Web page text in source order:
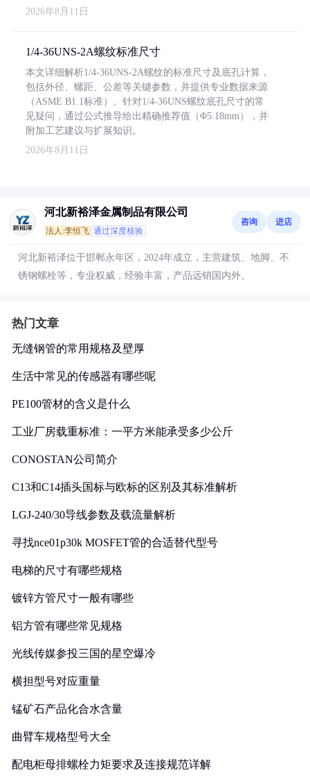
2026年8月11日
1/4-36UNS-2A螺纹标准尺寸
本文详细解析1/4-36UNS-2A螺纹的标准尺寸及底孔计算，
包括外径、螺距、公差等关键参数，并提供专业数据来源
（ASME B1.1标准）。针对1/4-36UNS螺纹底孔尺寸的常
见疑问，通过公式推导给出精确推荐值（Φ5.18mm），并
附加工艺建议与扩展知识。
2026年8月11日
河北新裕泽金属制品有限公司
法人:李恒飞 通过深度核验
咨询 进店
河北新裕泽位于邯郸永年区，2024年成立，主营建筑、地脚、不
锈钢螺栓等，专业权威，经验丰富，产品远销国内外。
热门文章
无缝钢管的常用规格及壁厚
生活中常见的传感器有哪些呢
PE100管材的含义是什么
工业厂房载重标准：一平方米能承受多少公斤
CONOSTAN公司简介
C13和C14插头国标与欧标的区别及其标准解析
LGJ-240/30导线参数及载流量解析
寻找nce01p30k MOSFET管的合适替代型号
电梯的尺寸有哪些规格
镀锌方管尺寸一般有哪些
铝方管有哪些常见规格
光线传媒参投三国的星空爆冷
横担型号对应重量
锰矿石产品化合水含量
曲臂车规格型号大全
配电柜母排螺栓力矩要求及连接规范详解